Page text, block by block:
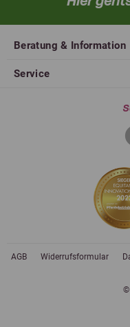
Beratung & Information
Service
©
AGB Widerrufsformular